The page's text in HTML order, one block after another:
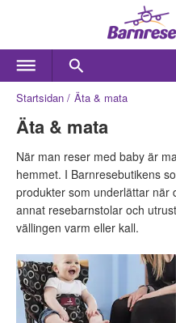
Startsidan Äta & mata
Äta & mata
När man reser med baby är
hemmet. I Barnresebutikens
produkter som underlättar när
annat resebarnstolar och
vällingen varm eller kall.